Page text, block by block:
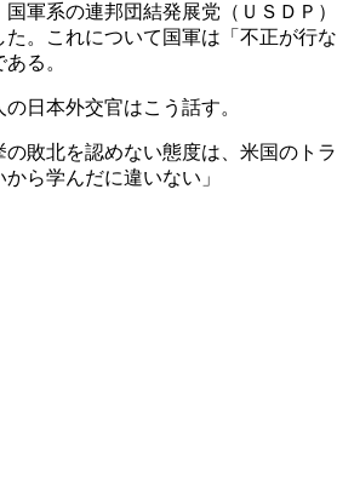
軍系の連邦団結発展党（ＵＳＤＰ）
。これについて国軍は「不正が行な
る。
日本外交官はこう話す。
の敗北を認めない態度は、米国のトラ
ら学んだに違いない」